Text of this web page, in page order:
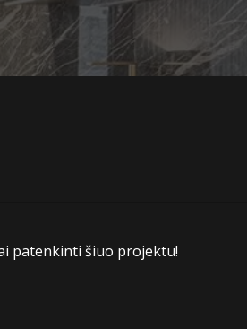
patenkinti šiuo projektu!